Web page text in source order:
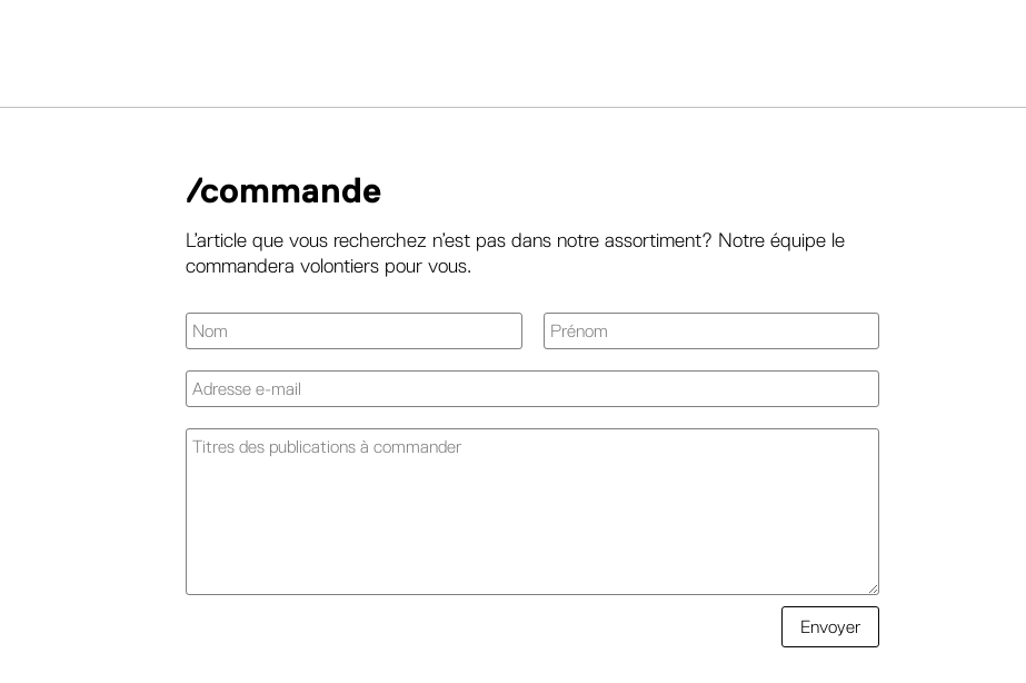
/commande
L’article que vous recherchez n’est pas dans notre assortiment? Notre équipe le
commandera volontiers pour vous.
Envoyer